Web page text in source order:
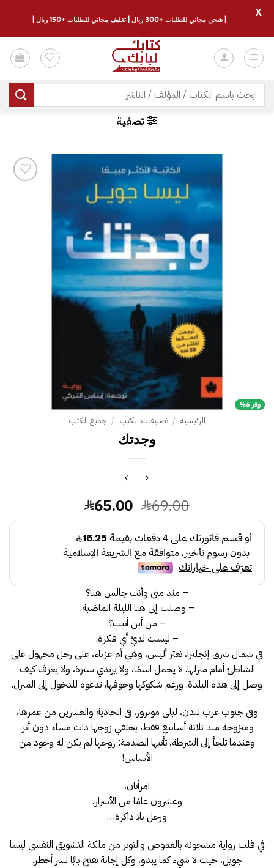
للمحتوى
البحث
عن:
تصفية
وفر 6%
الرئيسية / تصنيفات الكتب / جميع الكتب
وجدتك
69.00 السعر
الأصلي
هو:
69.00.
65.00 السعر
الحالي
هو:
65.00.
– منذ متى وأنت جالس هنا؟
– وصلت إلى هنا الليلة الماضية.
– من أين أتيت؟
– ليست لديَّ أي فكرة.
في شمال شرق إنجلترا، تعثر أليس، وهي أم عزباء، على رجل مجهول على
الشاطئ أمام منزلها. لا يحمل اسمًا، ولا يرتدي سترة، ولا يعرف كيف
وصل إلى هذه البلدة. ورغم شكوكها وخوفها، تدعوه للدخول إلى المنزل.
وفي جنوب غرب لندن، ليلي مونروز، في الحادية والعشرين من عمرها،
ومتزوجة منذ ثلاثة أسابيع فقط، يختفي زوجها ذات مساء دون أثر.
وعندما تلجأ إلى الشرطة، تأتيها الصدمة: زوجها لم يكن له وجود من
الأساس!
امرأتان،
وعشرون عامًا من الأسرار،
ورجل بلا ذاكرة…
في قلب رواية مشحونة بالغموض والتوتر من ملكة التشويق النفسي ليسا
جويل، حيث لا شيء كما يبدو، وكل إجابة تفتح بابًا لسر أخطر.
| شحن مجاني للطلبات +300 ريال | تغليف مجاني للطلبات +150 ريال |
X